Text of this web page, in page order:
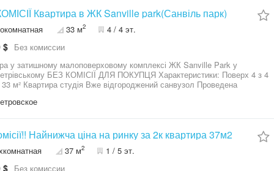
Квартира в ЖК Sanville park(Санвіль парк)
33 м2 4 / 4 эт.
$ Без комиссии
у затишному малоповерховому комплексі ЖК Sanville Park у
ДЛЯ ПОКУПЦЯ Характеристики: Поверх 4 з 4
м² Квартира студія Вже відгороджений санвузол Проведена
Газ Централізоване водопостачання та
кав’ярні Є можливість придбати або орендувати паркомісце як під
власні потреби окрема зона санвузла передбачена Телефонуйте
домовимось про перегляд!)
Найнижча ціна на ринку за 2к квартира 37м2
37 м2 1 / 5 эт.
$ Без комиссии